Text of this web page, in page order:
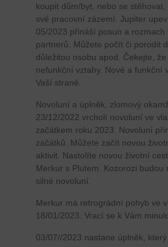
koupit dům/byt, nebo se
své pracovní zázemí. Jupiter
05/2023 přináší posun a
partnerů. Můžete počít či porodit
důležitou osobu apod. Čekejte,
nefunkční vztahy. Nové a funkční
Vaší straně.
Novoluní a úplněk, zlomový
23/12/2022 vrcholí novoluní ve
začátkem roku 2023. Novoluní
začátků. Můžete začít novou
aktivit. Nastolíte novou životní
Merkur s Plutem. Kozorozi
silné novoluní.
Merkur má retrográdní pohyb ve
18/01/2023. Vrací se k Vám
03/07//2023 nastane úplněk,